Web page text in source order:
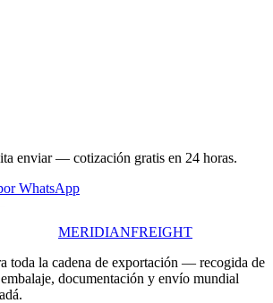
enviar — cotización gratis en 24 horas.
WhatsApp
MERIDIANFREIGHT
toda la cadena de exportación — recogida de
documentación y envío mundial